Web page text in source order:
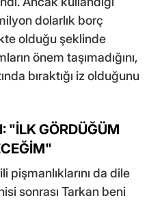
dolarlık borç
olduğu şeklinde
önem taşımadığını,
bıraktığı iz olduğunu
"İLK GÖRDÜĞÜM
pişmanlıklarını da dile
sonrası Tarkan beni